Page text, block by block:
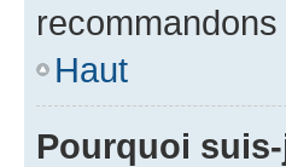
Haut
Pourquoi